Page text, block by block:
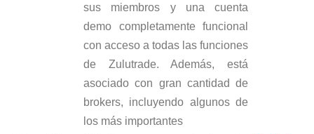
sus miembros y una cuenta
demo completamente funcional
con acceso a todas las funciones
de Zulutrade. Además, está
asociado con gran cantidad de
brokers, incluyendo algunos de
los más importantes